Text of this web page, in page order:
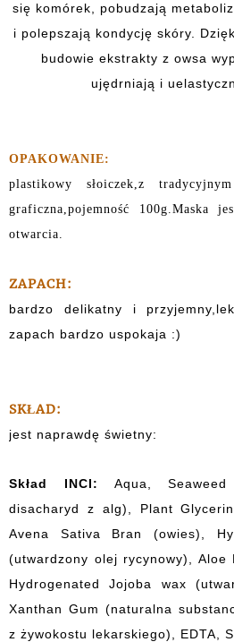
się komórek, pobudzają
i polepszają kondycję skóry.
budowie ekstrakty z owsa
ujędrniają i
OPAKOWANIE:
plastikowy słoiczek,z
graficzna,pojemność 100g.Maska
otwarcia.
ZAPACH:
bardzo delikatny i
zapach bardzo uspokaja :)
SKŁAD:
jest naprawdę świetny:
Skład INCI:
Aqua, Seaweed
disacharyd z alg), Plant
Avena Sativa Bran (owies),
(utwardzony olej rycynowy), Aloe
Hydrogenated Jojoba wax
Xanthan Gum (naturalna
z żywokostu lekarskiego), EDTA,